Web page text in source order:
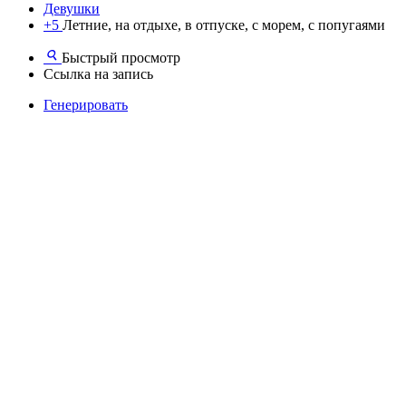
Девушки
+5 Летние, на отдыхе, в отпуске, с морем, с попугаями
Быстрый просмотр
Ссылка на запись
Генерировать